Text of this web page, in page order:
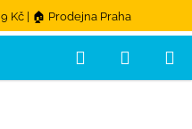
Kč | 🏠 Prodejna Praha
Hledat